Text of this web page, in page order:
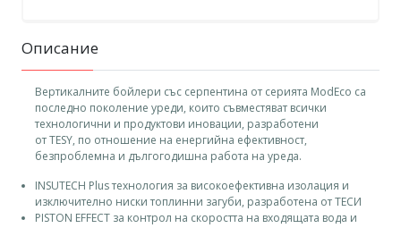
Описание
Вертикалните бойлери със серпентина от серията ModEco са
последно поколение уреди, които съвместяват всички
технологични и продуктови иновации, разработени
от TESY, по отношение на енергийна ефективност,
безпроблемна и дългогодишна работа на уреда.
INSUTECH Plus технология за високоефективна изолация и
изключително ниски топлинни загуби, разработена от ТЕСИ
PISTON EFFECT за контрол на скоростта на входящата вода и